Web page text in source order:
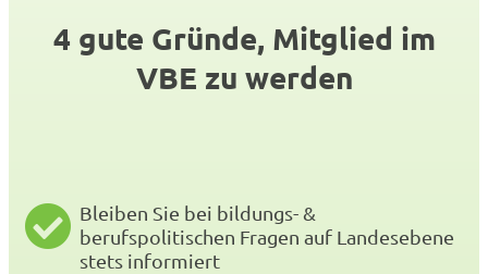
4 gute Gründe, Mitglied im
VBE zu werden
Bleiben Sie bei bildungs- &
berufspolitischen Fragen auf Landesebene
stets informiert